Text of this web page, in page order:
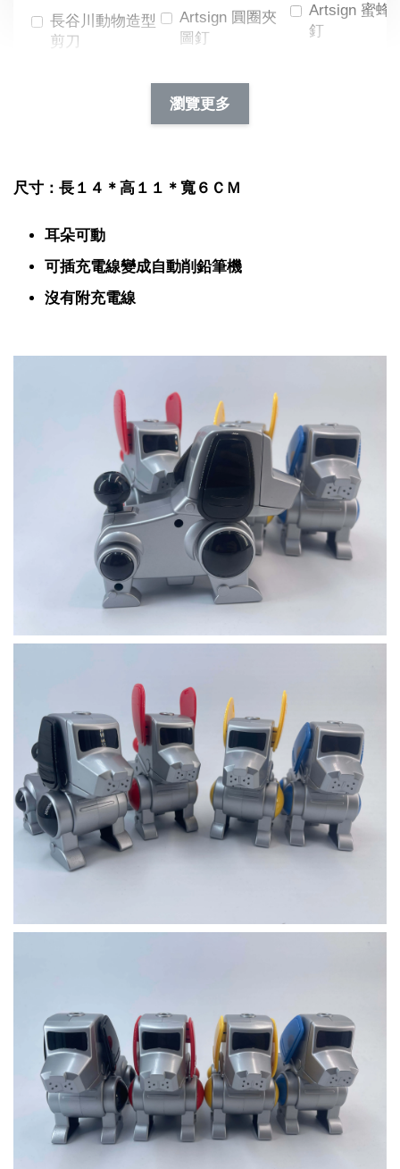
長谷川動物造型
剪刀
Artsign 圓圈夾
圖釘
NT$ 19.00
NT$ 66.00
Artsign 蜜蜂
釘
瀏覽更多
尺寸：長１４＊高１１＊寬６ＣＭ
耳朵可動
可插充電線變成自動削鉛筆機
沒有附充電線